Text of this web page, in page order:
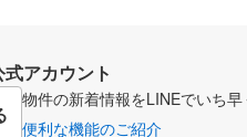
アカウント
物件の新着情報をLINEでいち早
便利な機能のご紹介